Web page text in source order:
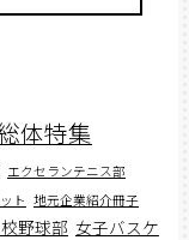
体特集
エクセランテニス部
ト 地元企業紹介冊子
野球部 女子バスケ